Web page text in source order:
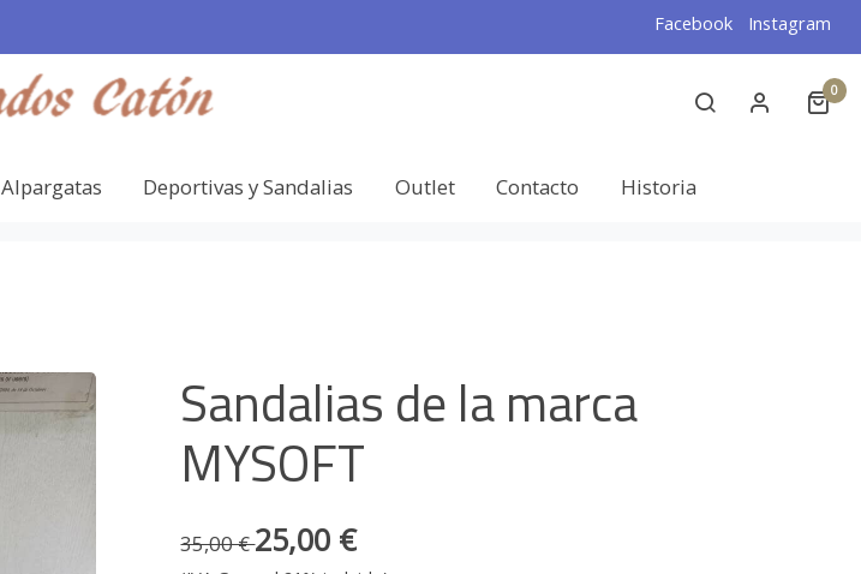
Facebook Instagram
0
Alpargatas Deportivas y Sandalias Outlet Contacto Historia
Sandalias de la marca
MYSOFT
35,00 €25,00 €